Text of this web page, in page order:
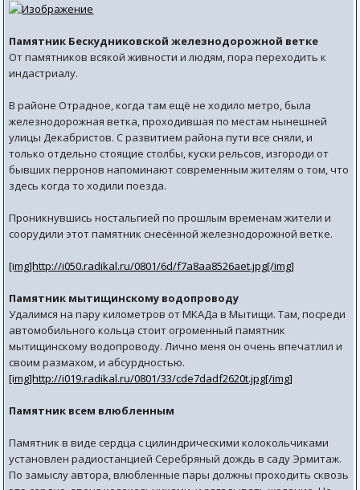
Памятник Бескудниковской железнодорожной ветке
От памятников всякой живности и людям, пора переходить к
индастриалу.
В районе Отрадное, когда там ещё не ходило метро, была
железнодорожная ветка, проходившая по местам нынешней
улицы Декабристов. С развитием района пути все сняли, и
только отдельно стоящие столбы, куски рельсов, изгороди от
бывших перронов напоминают современным жителям о том, что
здесь когда то ходили поезда.
Проникнувшись ностальгией по прошлым временам жители и
соорудили этот памятник снесённой железнодорожной ветке.
[img]http://i050.radikal.ru/0801/6d/f7a8aa8526aet.jpg[/img]
Памятник мытищинскому водопроводу
Удалимся на пару километров от МКАДа в Мытищи. Там, посреди
автомобильного кольца стоит огроменный памятник
мытищинскому водопроводу. Лично меня он очень впечатлил и
своим размахом, и абсурдностью.
[img]http://i019.radikal.ru/0801/33/cde7dadf2620t.jpg[/img]
Памятник всем влюбленным
Памятник в виде сердца с цилиндрическими колокольчиками
установлен радиостанцией Серебряный дождь в саду Эрмитаж.
По замыслу автора, влюбленные пары должны проходить сквозь